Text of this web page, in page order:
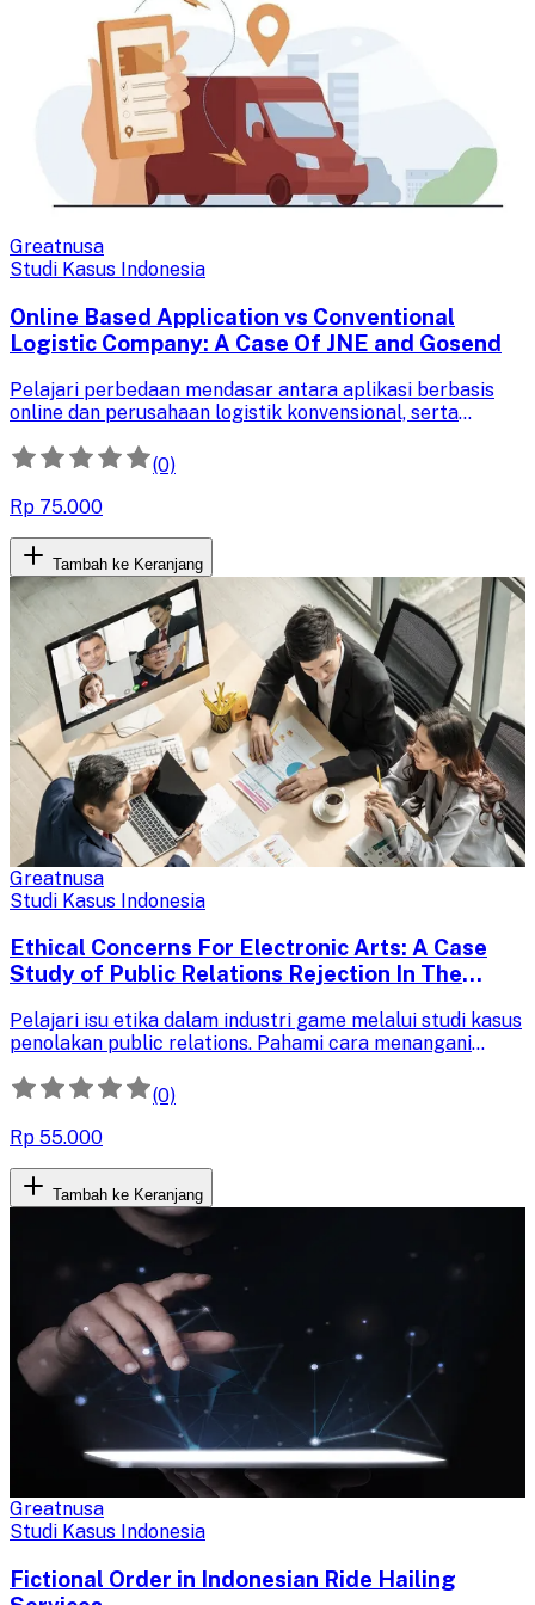
Greatnusa
Studi Kasus Indonesia
Online Based Application vs Conventional
Logistic Company: A Case Of JNE and Gosend
Pelajari perbedaan mendasar antara aplikasi berbasis
online dan perusahaan logistik konvensional, serta
digital dan persaingan industri.
(0)
Rp 75.000
Tambah ke Keranjang
Greatnusa
Studi Kasus Indonesia
Ethical Concerns For Electronic Arts: A Case
Study of Public Relations Rejection In The
Pelajari isu etika dalam industri game melalui studi kasus
penolakan public relations. Pahami cara menangani
digital.
(0)
Rp 55.000
Tambah ke Keranjang
Greatnusa
Studi Kasus Indonesia
Fictional Order in Indonesian Ride Hailing